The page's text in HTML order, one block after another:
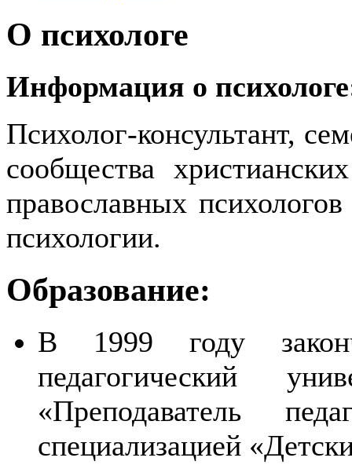
О психологе
Информация о
Психолог-консультант,
сообщества
православных
психологии.
Образование:
В 1999 году
педагогический
«Преподаватель
специализацией